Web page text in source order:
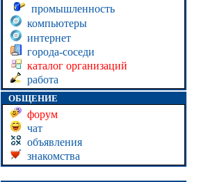
промышленность
компьютеры
интернет
города-соседи
каталог организаций
работа
ОБЩЕНИЕ
форум
чат
объявления
знакомства